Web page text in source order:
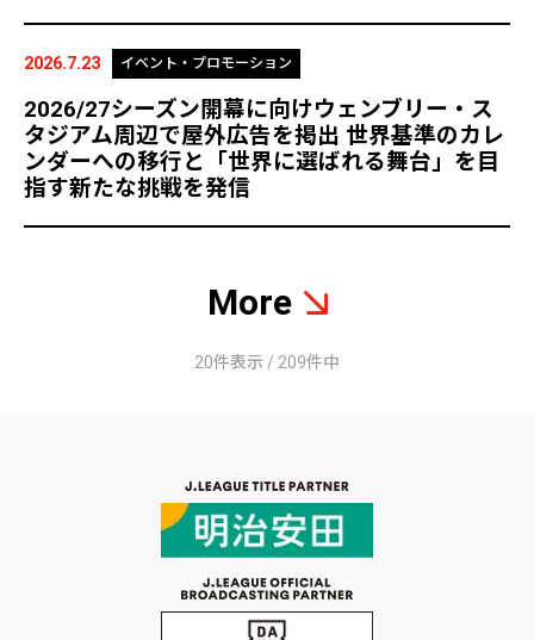
2026.7.23 イベント・プロモーション
2026/27シーズン開幕に向けウェンブリー・ス
タジアム周辺で屋外広告を掲出 世界基準のカレ
ンダーへの移行と「世界に選ばれる舞台」を目
指す新たな挑戦を発信
More
20件表示 / 209件中